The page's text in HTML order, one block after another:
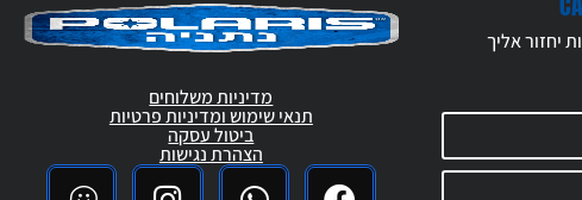
יחזור אליך
מדיניות משלוחים
תנאי שימוש ומדיניות פרטיות
ביטול עסקה
הצהרת נגישות